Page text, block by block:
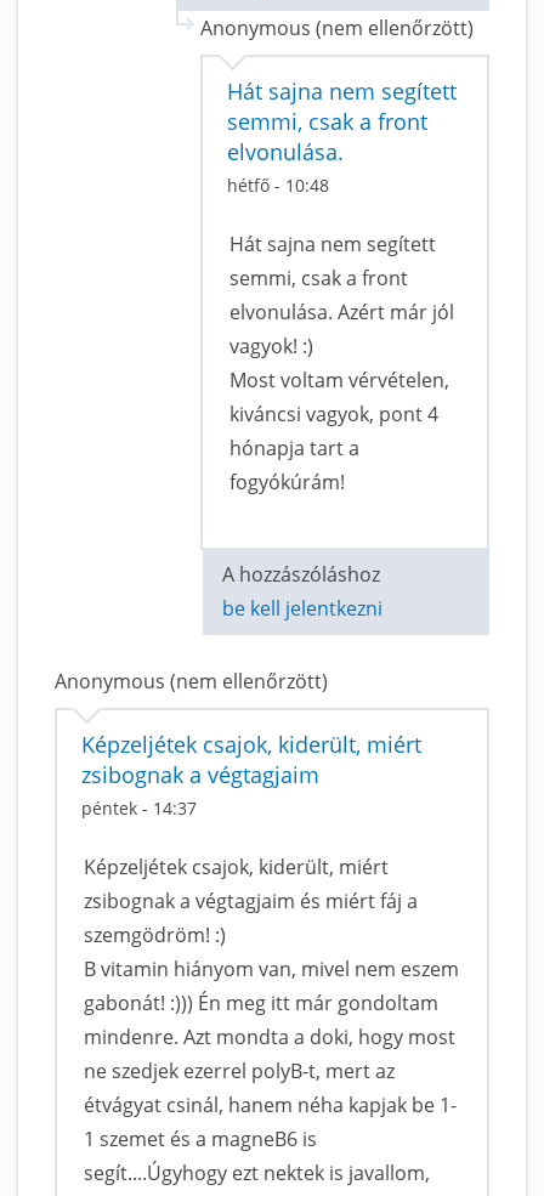
Anonymous (nem ellenőrzött)
Hát sajna nem segített
semmi, csak a front
elvonulása.
hétfő - 10:48
Hát sajna nem segített
semmi, csak a front
elvonulása. Azért már jól
vagyok! :)
Most voltam vérvételen,
kiváncsi vagyok, pont 4
hónapja tart a
fogyókúrám!
A hozzászóláshoz
be kell jelentkezni
Anonymous (nem ellenőrzött)
Képzeljétek csajok, kiderült, miért
zsibognak a végtagjaim
péntek - 14:37
Képzeljétek csajok, kiderült, miért
zsibognak a végtagjaim és miért fáj a
szemgödröm! :)
B vitamin hiányom van, mivel nem eszem
gabonát! :))) Én meg itt már gondoltam
mindenre. Azt mondta a doki, hogy most
ne szedjek ezerrel polyB-t, mert az
étvágyat csinál, hanem néha kapjak be 1-
1 szemet és a magneB6 is
segít....Úgyhogy ezt nektek is javallom,